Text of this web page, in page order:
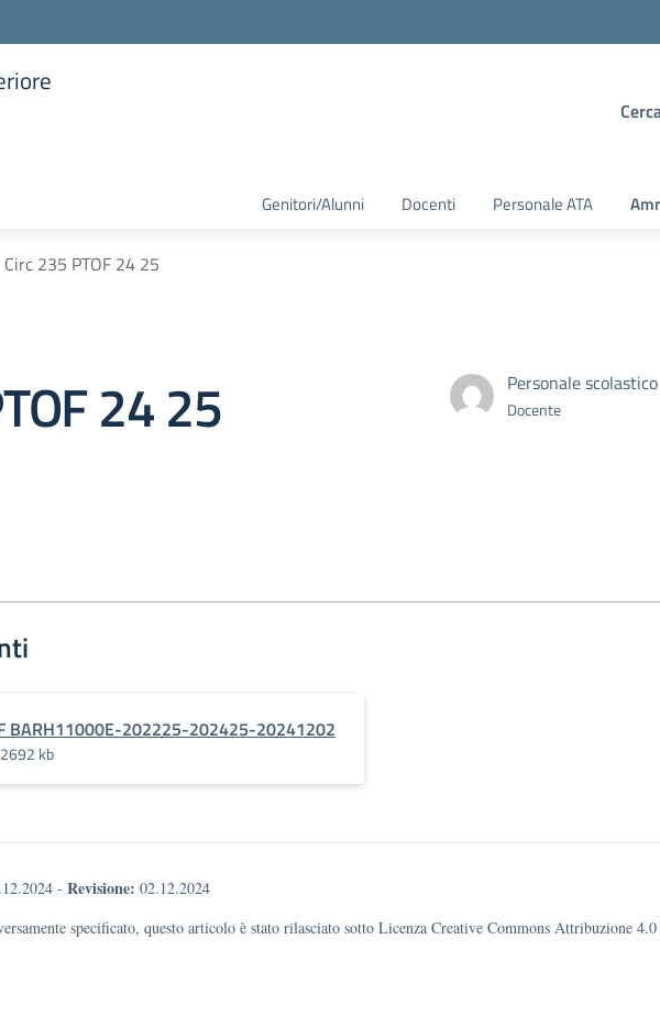
Genitori/Alunni Docenti Personale ATA
Circ 235 PTOF 24 25
24 25 Personale scolastico
Docente
BARH11000E-202225-202425-20241202
kb
- Revisione: 02.12.2024
specificato, questo articolo è stato rilasciato sotto Licenza Creative Commons Attribuzione